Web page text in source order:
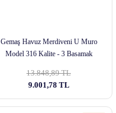
Gemaş Havuz Merdiveni U Muro
Model 316 Kalite - 3 Basamak
13.848,89 TL
9.001,78 TL